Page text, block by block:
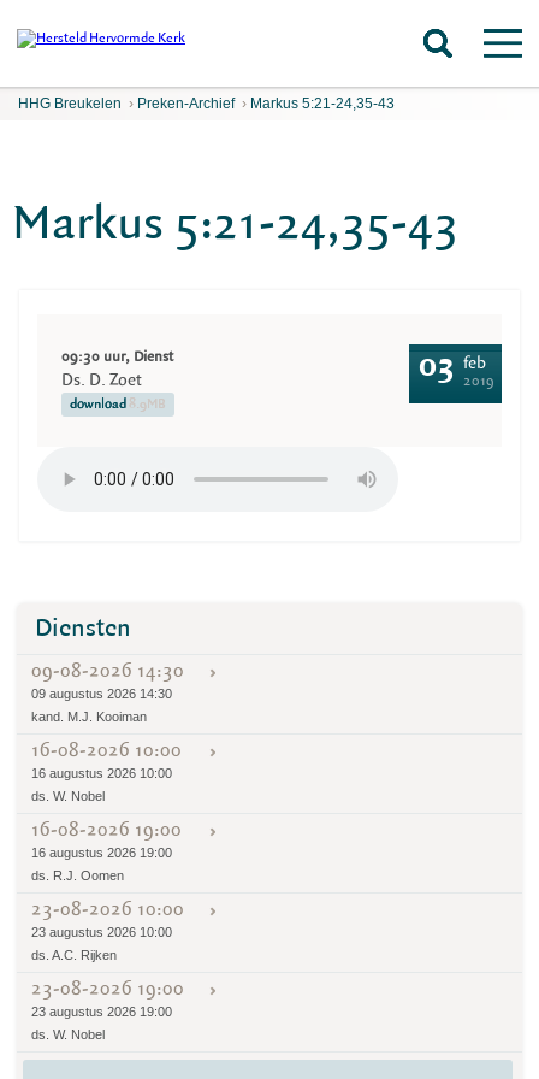
HHG Breukelen › Preken-Archief › Markus 5:21-24,35-43
Markus 5:21-24,35-43
09:30 uur, Dienst
Ds. D. Zoet
download 8.9MB
03 feb
2019
Diensten
09-08-2026 14:30
09 augustus 2026 14:30
kand. M.J. Kooiman
16-08-2026 10:00
16 augustus 2026 10:00
ds. W. Nobel
16-08-2026 19:00
16 augustus 2026 19:00
ds. R.J. Oomen
23-08-2026 10:00
23 augustus 2026 10:00
ds. A.C. Rijken
23-08-2026 19:00
23 augustus 2026 19:00
ds. W. Nobel